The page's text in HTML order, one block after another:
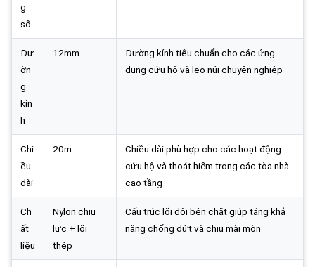
g
số
Đư
ờn
g
kín
h
12mm
Đường kính tiêu chuẩn cho các ứng
dụng cứu hộ và leo núi chuyên nghiệp
Chi
ều
dài
20m
Chiều dài phù hợp cho các hoạt động
cứu hộ và thoát hiểm trong các tòa nhà
cao tầng
Ch
ất
liệu
Nylon chịu
lực + lõi
thép
Cấu trúc lõi đôi bện chặt giúp tăng khả
năng chống đứt và chịu mài mòn